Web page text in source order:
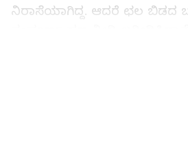
ನಿರಾಸೆಯಾಗಿದ್ದ. ಆದರೆ ಛಲ ಬಿಡದ